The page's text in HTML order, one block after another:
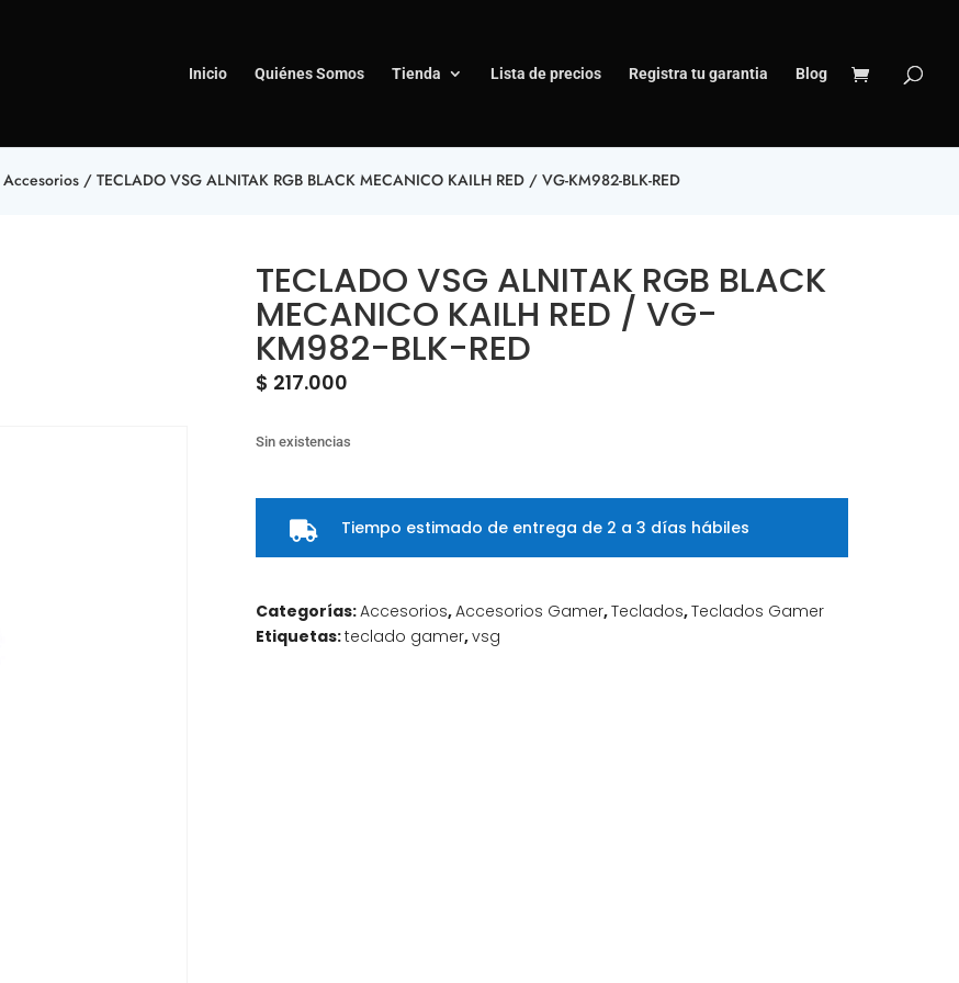
Inicio Quiénes Somos Tienda Lista de precios Registra tu garantia Blog
Accesorios/ TECLADO VSG ALNITAK RGB BLACK MECANICO KAILH RED / VG-KM982-BLK-RED
TECLADO VSG ALNITAK RGB BLACK
MECANICO KAILH RED / VG-
KM982-BLK-RED
$ 217.000
Sin existencias
 Tiempo estimado de entrega de 2 a 3 días hábiles
Categorías:Accesorios,Accesorios Gamer,Teclados,Teclados Gamer
Etiquetas:teclado gamer,vsg